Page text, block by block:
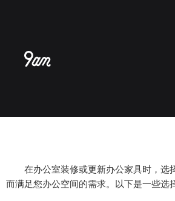
在办公室装修或更新办公家具时，选
而满足您办公空间的需求。以下是一些选